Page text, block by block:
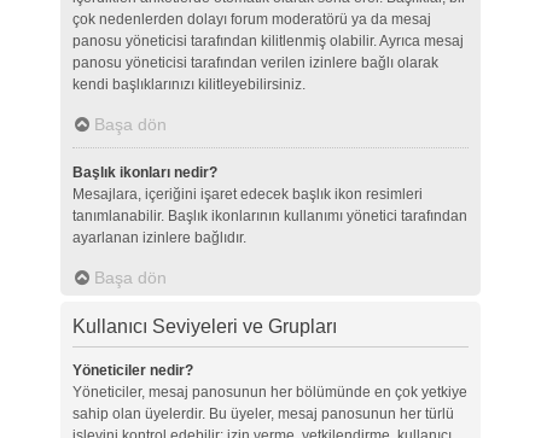
çok nedenlerden dolayı forum moderatörü ya da mesaj
panosu yöneticisi tarafından kilitlenmiş olabilir. Ayrıca mesaj
panosu yöneticisi tarafından verilen izinlere bağlı olarak
kendi başlıklarınızı kilitleyebilirsiniz.
Başa dön
Başlık ikonları nedir?
Mesajlara, içeriğini işaret edecek başlık ikon resimleri
tanımlanabilir. Başlık ikonlarının kullanımı yönetici tarafından
ayarlanan izinlere bağlıdır.
Başa dön
Kullanıcı Seviyeleri ve Grupları
Yöneticiler nedir?
Yöneticiler, mesaj panosunun her bölümünde en çok yetkiye
sahip olan üyelerdir. Bu üyeler, mesaj panosunun her türlü